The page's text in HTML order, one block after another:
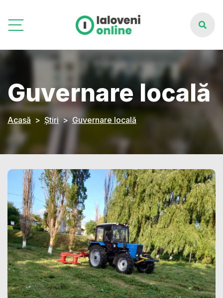
Guvernare locală
Acasă Știri Guvernare locală